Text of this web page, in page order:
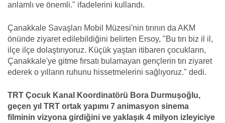
anlamlı ve önemli." ifadelerini kullandı.
Çanakkale Savaşları Mobil Müzesi'nin tırının da AKM
önünde ziyaret edilebildiğini belirten Ersoy, "Bu tırı biz il il,
ilçe ilçe dolaştırıyoruz. Küçük yaştan itibaren çocukların,
Çanakkale'ye gitme fırsatı bulamayan gençlerin tırı ziyaret
ederek o yılların ruhunu hissetmelerini sağlıyoruz." dedi.
TRT Çocuk Kanal Koordinatörü Bora Durmuşoğlu,
geçen yıl TRT ortak yapımı 7 animasyon sinema
filminin vizyona girdiğini ve yaklaşık 4 milyon izleyiciye